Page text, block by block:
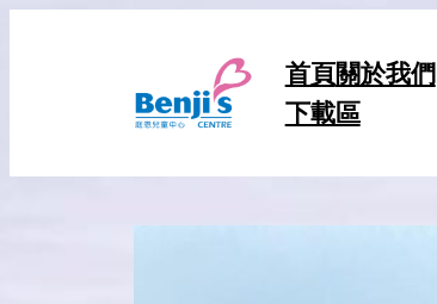
首頁關於我們
下載區